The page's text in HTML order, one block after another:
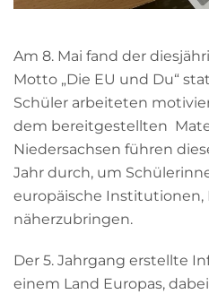
Am 8. Mai fand der
Motto „Die EU und Du“
Schüler arbeiteten
dem bereitgestellten
Niedersachsen führen
Jahr durch, um
europäische Institutionen,
näherzubringen.
Der 5. Jahrgang erstellte
einem Land Europas,